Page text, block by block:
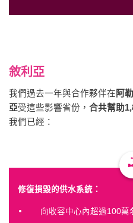
敘利亞
我們過去一年與合作夥伴在阿
亞受這些影響省份， 合共幫助
我們已經：
修復損毀的供水系統：
向收容中心內超過100萬